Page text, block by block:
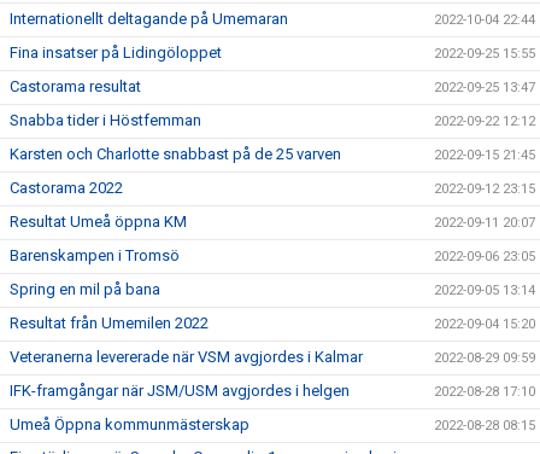
Internationellt deltagande på Umemaran 2022-10-04 22:44
Fina insatser på Lidingöloppet 2022-09-25 15:55
Castorama resultat 2022-09-25 13:47
Snabba tider i Höstfemman 2022-09-22 12:12
Karsten och Charlotte snabbast på de 25 varven 2022-09-15 21:45
Castorama 2022 2022-09-12 23:15
Resultat Umeå öppna KM 2022-09-11 20:07
Barenskampen i Tromsö 2022-09-06 23:05
Spring en mil på bana 2022-09-05 13:14
Resultat från Umemilen 2022 2022-09-04 15:20
Veteranerna levererade när VSM avgjordes i Kalmar 2022-08-29 09:59
IFK-framgångar när JSM/USM avgjordes i helgen 2022-08-28 17:10
Umeå Öppna kommunmästerskap 2022-08-28 08:15